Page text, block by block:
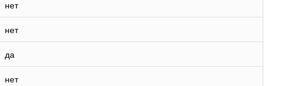
нет
нет
да
нет